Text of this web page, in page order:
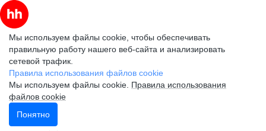
Мы используем файлы cookie, чтобы обеспечивать
правильную работу нашего веб-сайта и анализировать
сетевой трафик.
Правила использования файлов cookie
Мы используем файлы cookie. Правила использования
файлов cookie
Понятно